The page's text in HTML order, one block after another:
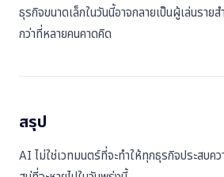
ธุรกิจขนาดเล็กในวันนี้อาจกลายเป็นผู้เล่นราย
กว่าที่หลายคนคาดคิด
สรุป
AI ไม่ใช่เวทมนตร์ที่จะทำให้ทุกธุรกิจประสบคว